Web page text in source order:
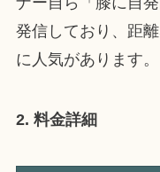
発信しており、距
に人気があります。
2. 料金詳細